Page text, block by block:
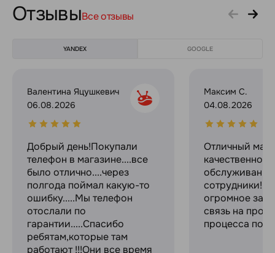
ОтзывыВсе отзывы
YANDEX GOOGLE
Валентина Яцушкевич
06.08.2026
Добрый день!Покупали
телефон в магазине....все
было отлично....через
полгода поймал какую-то
ошибку.....Мы телефон
отослали по
гарантии.....Спасибо
ребятам,которые там
работают !!!Они все время
Максим С.
04.08.2026
Отличный
качественное
сотрудники!
огромное за
связь на
процесса